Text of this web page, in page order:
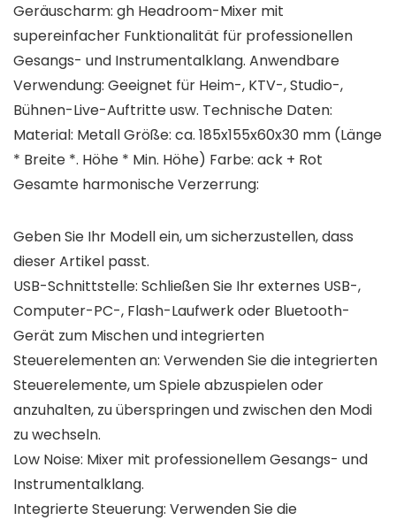
Geräuscharm: gh Headroom-Mixer mit
supereinfacher Funktionalität für professionellen
Gesangs- und Instrumentalklang. Anwendbare
Verwendung: Geeignet für Heim-, KTV-, Studio-,
Bühnen-Live-Auftritte usw. Technische Daten:
Material: Metall Größe: ca. 185x155x60x30 mm (Länge
* Breite *. Höhe * Min. Höhe) Farbe: ack + Rot
Gesamte harmonische Verzerrung:
Geben Sie Ihr Modell ein, um sicherzustellen, dass
dieser Artikel passt.
USB-Schnittstelle: Schließen Sie Ihr externes USB-,
Computer-PC-, Flash-Laufwerk oder Bluetooth-
Gerät zum Mischen und integrierten
Steuerelementen an: Verwenden Sie die integrierten
Steuerelemente, um Spiele abzuspielen oder
anzuhalten, zu überspringen und zwischen den Modi
zu wechseln.
Low Noise: Mixer mit professionellem Gesangs- und
Instrumentalklang.
Integrierte Steuerung: Verwenden Sie die